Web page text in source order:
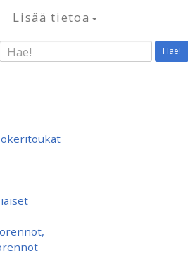
Lisää tietoa
Hae!